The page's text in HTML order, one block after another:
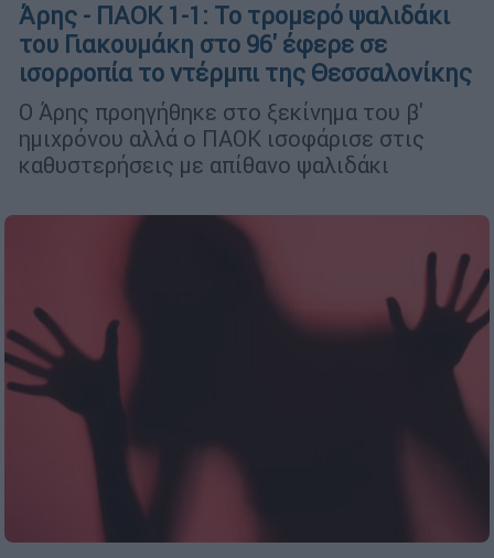
Άρης - ΠΑΟΚ 1-1: Το τρομερό ψαλιδάκι
του Γιακουμάκη στο 96' έφερε σε
ισορροπία το ντέρμπι της Θεσσαλονίκης
Ο Άρης προηγήθηκε στο ξεκίνημα του β'
ημιχρόνου αλλά ο ΠΑΟΚ ισοφάρισε στις
καθυστερήσεις με απίθανο ψαλιδάκι